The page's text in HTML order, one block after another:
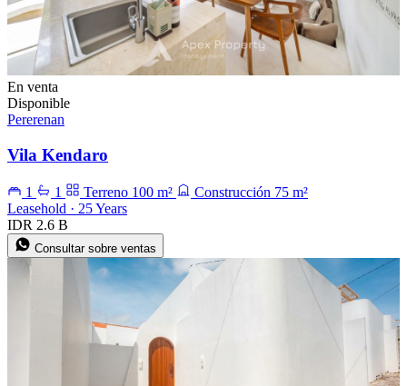
En venta
Disponible
Pererenan
Vila Kendaro
1 1 Terreno 100 m²
Construcción 75 m²
Leasehold · 25 Years
IDR 2.6 B
Consultar sobre ventas